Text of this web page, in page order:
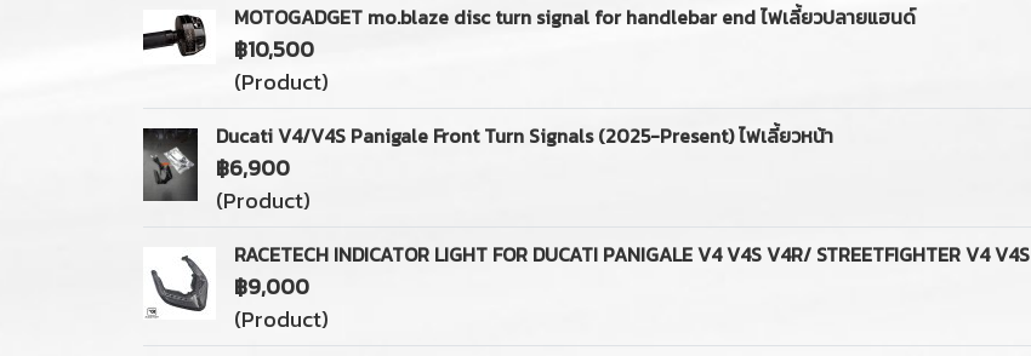
MOTOGADGET mo.blaze disc turn signal for handlebar end ไฟเลี้ยวปลายแฮนด์
฿10,500
(Product)
Ducati V4/V4S Panigale Front Turn Signals (2025-Present) ไฟเลี้ยวหน้า
฿6,900
(Product)
RACETECH INDICATOR LIGHT FOR DUCATI PANIGALE V4 V4S V4R/ STREETFIGHTER V4 V4S
฿9,000
(Product)